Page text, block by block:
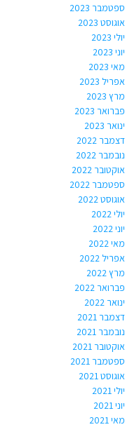
ספטמבר 2023
אוגוסט 2023
יולי 2023
יוני 2023
מאי 2023
אפריל 2023
מרץ 2023
פברואר 2023
ינואר 2023
דצמבר 2022
נובמבר 2022
אוקטובר 2022
ספטמבר 2022
אוגוסט 2022
יולי 2022
יוני 2022
מאי 2022
אפריל 2022
מרץ 2022
פברואר 2022
ינואר 2022
דצמבר 2021
נובמבר 2021
אוקטובר 2021
ספטמבר 2021
אוגוסט 2021
יולי 2021
יוני 2021
מאי 2021